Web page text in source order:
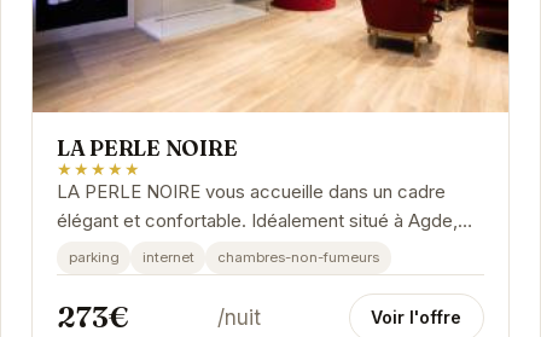
LA PERLE NOIRE
★★★★★
LA PERLE NOIRE vous accueille dans un cadre
élégant et confortable. Idéalement situé à Agde,
cet établissement vous propose des prestations
de...
parking internet chambres-non-fumeurs
273€ /nuit Voir l'offre